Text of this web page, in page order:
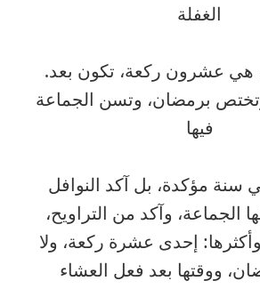
الغفلة
.صلاة التراويح، هي عشرون ركعة، تكون بعد
برمضان، وتسن الجماعة
فيها
سنة مؤكدة، بل آكد النوافل
الجماعة، وآكد من التراويح،
إحدى عشرة ركعة، ولا
ووقتها بعد فعل العشاء